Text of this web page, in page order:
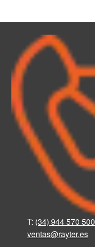
T: (34) 944 570 500
ventas@rayter.es